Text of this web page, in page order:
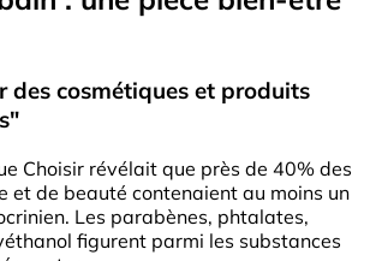
des cosmétiques et produits
Choisir révélait que près de 40% des
et de beauté contenaient au moins un
Les parabènes, phtalates,
figurent parmi les substances